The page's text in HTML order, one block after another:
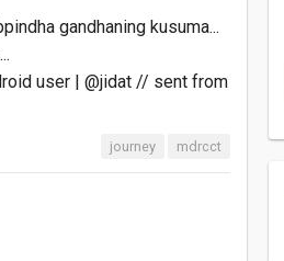
gandhaning kusuma...
user | @jidat // sent from
journey mdrcct